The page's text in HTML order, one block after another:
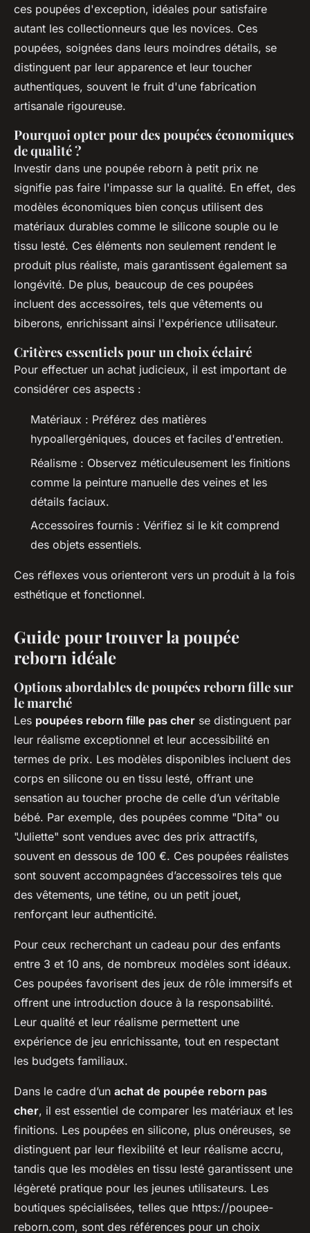
ces poupées d'exception, idéales pour satisfaire
autant les collectionneurs que les novices. Ces
poupées, soignées dans leurs moindres détails, se
distinguent par leur apparence et leur toucher
authentiques, souvent le fruit d'une fabrication
artisanale rigoureuse.
Pourquoi opter pour des poupées économiques
de qualité ?
Investir dans une poupée reborn à petit prix ne
signifie pas faire l'impasse sur la qualité. En effet, des
modèles économiques bien conçus utilisent des
matériaux durables comme le silicone souple ou le
tissu lesté. Ces éléments non seulement rendent le
produit plus réaliste, mais garantissent également sa
longévité. De plus, beaucoup de ces poupées
incluent des accessoires, tels que vêtements ou
biberons, enrichissant ainsi l'expérience utilisateur.
Critères essentiels pour un choix éclairé
Pour effectuer un achat judicieux, il est important de
considérer ces aspects :
Matériaux : Préférez des matières
hypoallergéniques, douces et faciles d'entretien.
Réalisme : Observez méticuleusement les finitions
comme la peinture manuelle des veines et les
détails faciaux.
Accessoires fournis : Vérifiez si le kit comprend
des objets essentiels.
Ces réflexes vous orienteront vers un produit à la fois
esthétique et fonctionnel.
Guide pour trouver la poupée
reborn idéale
Options abordables de poupées reborn fille sur
le marché
Les poupées reborn fille pas cher se distinguent par
leur réalisme exceptionnel et leur accessibilité en
termes de prix. Les modèles disponibles incluent des
corps en silicone ou en tissu lesté, offrant une
sensation au toucher proche de celle d’un véritable
bébé. Par exemple, des poupées comme "Dita" ou
"Juliette" sont vendues avec des prix attractifs,
souvent en dessous de 100 €. Ces poupées réalistes
sont souvent accompagnées d’accessoires tels que
des vêtements, une tétine, ou un petit jouet,
renforçant leur authenticité.
Pour ceux recherchant un cadeau pour des enfants
entre 3 et 10 ans, de nombreux modèles sont idéaux.
Ces poupées favorisent des jeux de rôle immersifs et
offrent une introduction douce à la responsabilité.
Leur qualité et leur réalisme permettent une
expérience de jeu enrichissante, tout en respectant
les budgets familiaux.
Dans le cadre d’un achat de poupée reborn pas
cher, il est essentiel de comparer les matériaux et les
finitions. Les poupées en silicone, plus onéreuses, se
distinguent par leur flexibilité et leur réalisme accru,
tandis que les modèles en tissu lesté garantissent une
légèreté pratique pour les jeunes utilisateurs. Les
boutiques spécialisées, telles que https://poupee-
reborn.com, sont des références pour un choix